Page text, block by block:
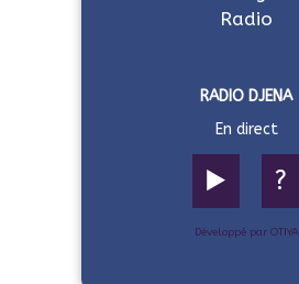
RADIO DJENA
En direct
▶️ ?
Développé par OTIYA